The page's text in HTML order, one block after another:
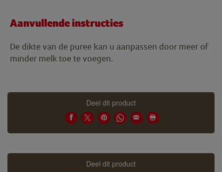
Aanvullende instructies
De dikte van de puree kan u aanpassen door meer of
minder melk toe te voegen.
Deel dit product
Deel dit product